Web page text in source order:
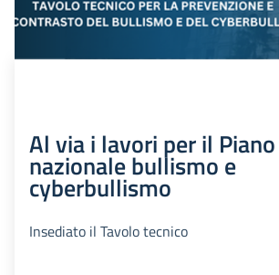
Al via i lavori per il Piano
nazionale bullismo e
cyberbullismo
Insediato il Tavolo tecnico